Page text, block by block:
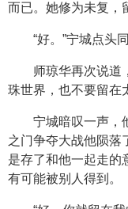
而已。她修为未复，
“好。”宁城点头同
师琼华再次说道
珠世界，也不要留在
宁城暗叹一声，
之门争夺大战他陨落
是存了和他一起走的
有可能被别人得到。